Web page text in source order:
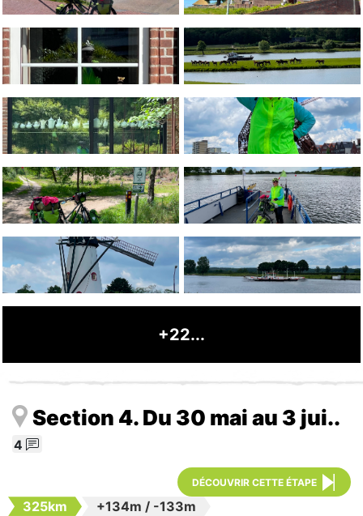
+22...
Section 4. Du 30 mai au 3 jui..
4
DÉCOUVRIR CETTE ÉTAPE
325km +134m / -133m